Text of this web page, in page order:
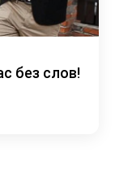
без слов!